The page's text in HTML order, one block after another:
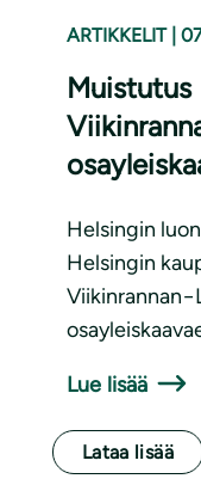
ARTIKKELIT
Muistutus
Helsingin
Helsingin
Lue lisää
Lataa lisää